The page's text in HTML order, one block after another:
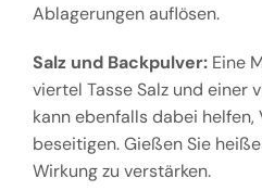
Ablagerungen auflösen.
Salz und Backpulver:Eine
viertel Tasse Salz und einer
kann ebenfalls dabei helfen,
beseitigen. Gießen Sie
Wirkung zu verstärken.